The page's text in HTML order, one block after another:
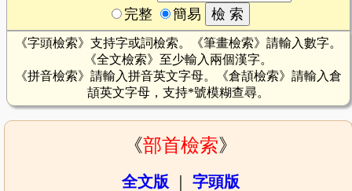
完整
簡易
《字頭檢索》支持字或詞檢索。《筆畫檢索》請輸入數字。
《全文檢索》至少輸入兩個漢字。
《拼音檢索》請輸入拼音英文字母。《倉頡檢索》請輸入倉
頡英文字母，支持*號模糊查尋。
《部首檢索》
全文版 ｜ 字頭版